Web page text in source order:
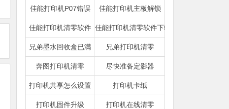
佳能打印机P07错误 佳能打印机主板解锁
佳能打印机清零软件 佳能打印机清零软件下载
兄弟墨水回收盒已满 兄弟打印机清零
奔图打印机清零 尽快准备定影器
打印机共享怎么设置 打印机卡纸
打印机固件升级 打印机在线清零